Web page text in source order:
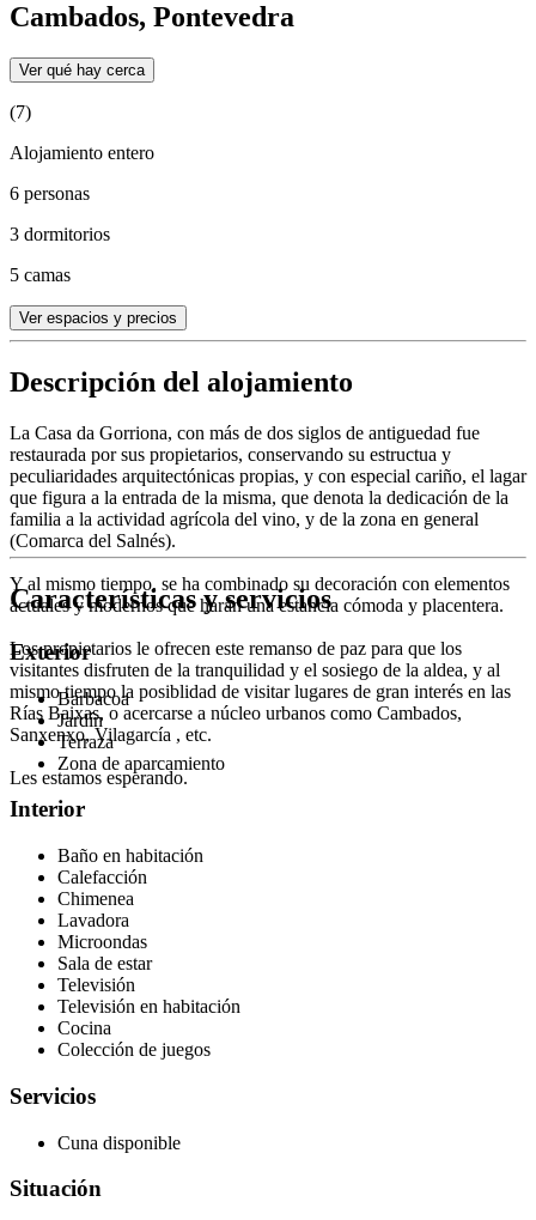
Cambados, Pontevedra
Ver qué hay cerca
(7)
Alojamiento entero
6 personas
3 dormitorios
5 camas
Ver espacios y precios
Descripción del alojamiento
La Casa da Gorriona, con más de dos siglos de antiguedad fue
restaurada por sus propietarios, conservando su estructua y
peculiaridades arquitectónicas propias, y con especial cariño, el lagar
que figura a la entrada de la misma, que denota la dedicación de la
familia a la actividad agrícola del vino, y de la zona en general
(Comarca del Salnés).
Y al mismo tiempo, se ha combinado su decoración con elementos
actuales y modernos que harán una estancia cómoda y placentera.
Los propietarios le ofrecen este remanso de paz para que los
visitantes disfruten de la tranquilidad y el sosiego de la aldea, y al
mismo tiempo la posiblidad de visitar lugares de gran interés en las
Rías Baixas, o acercarse a núcleo urbanos como Cambados,
Sanxenxo, Vilagarcía , etc.
Les estamos esperando.
Características y servicios
Exterior
Barbacoa
Jardín
Terraza
Zona de aparcamiento
Interior
Baño en habitación
Calefacción
Chimenea
Lavadora
Microondas
Sala de estar
Televisión
Televisión en habitación
Cocina
Colección de juegos
Servicios
Cuna disponible
Situación